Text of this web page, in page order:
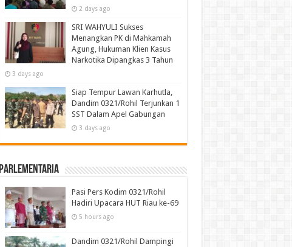
2 days ago
SRI WAHYULI Sukses
Menangkan PK di Mahkamah
Agung, Hukuman Klien Kasus
Narkotika Dipangkas 3 Tahun
3 days ago
Siap Tempur Lawan Karhutla,
Dandim 0321/Rohil Terjunkan 1
SST Dalam Apel Gabungan
3 days ago
Parlementaria
Pasi Pers Kodim 0321/Rohil
Hadiri Upacara HUT Riau ke-69
5 hours ago
Dandim 0321/Rohil Dampingi